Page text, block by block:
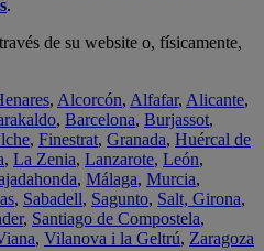
.
de su website o, físicamente,
, Alcorcón, Alfafar, Alicante,
, Barcelona, Burjassot,
, Finestrat, Granada, Huércal de
, La Zenia, Lanzarote, León,
, Málaga, Murcia,
, Sabadell, Sagunto, Salt, Girona,
, Santiago de Compostela,
, Vilanova i la Geltrú, Zaragoza